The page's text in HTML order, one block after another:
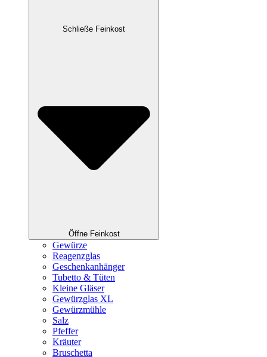
Schließe Feinkost
Öffne Feinkost
Gewürze
Reagenzglas
Geschenkanhänger
Tubetto & Tüten
Kleine Gläser
Gewürzglas XL
Gewürzmühle
Salz
Pfeffer
Kräuter
Bruschetta